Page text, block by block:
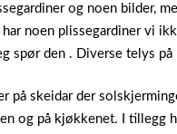
og noen bilder,
noen plissegardiner vi
spør den . Diverse telys på
på skeidar der
og på kjøkkenet. I tillegg